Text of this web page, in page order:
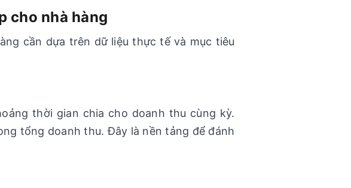
cho nhà hàng
cần dựa trên dữ liệu thực tế và mục tiêu
thời gian chia cho doanh thu cùng kỳ.
tổng doanh thu. Đây là nền tảng để đánh